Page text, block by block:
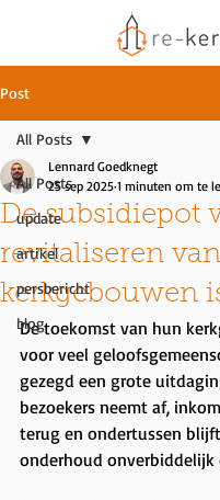
Post
All Posts
update
artikel
persbericht
blog
All Posts
De subsidiepot
revitaliseren van
kerkgebouwen
Lennard Goedknegt
25 sep 2025 1 minuten om te
De toekomst van hun
voor veel
gezegd een grote
bezoekers neemt af,
terug en ondertussen
onderhoud onverbiddelijk